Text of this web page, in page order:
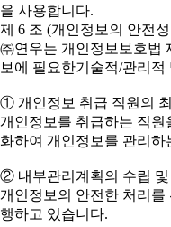
을 사용합니다.
제 6 조 (개인정보의 안전
㈜연우는 개인정보보호법
보에 필요한기술적/관리
① 개인정보 취급 직원의
개인정보를 취급하는 직
화하여 개인정보를 관리
② 내부관리계획의 수립 및
개인정보의 안전한 처리를
행하고 있습니다.